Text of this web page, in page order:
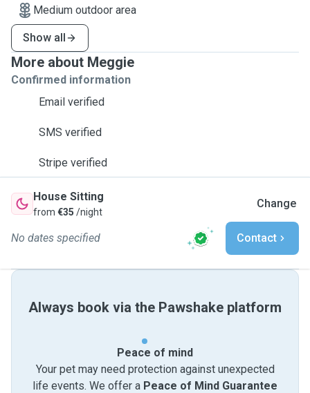
Medium outdoor area
Show all
More about Meggie
Confirmed information
Email verified
SMS verified
Stripe verified
House Sitting
from €35 /night
Change
No dates specified Contact
Always book via the Pawshake platform
Peace of mind
Your pet may need protection against unexpected
life events. We offer a Peace of Mind Guarantee